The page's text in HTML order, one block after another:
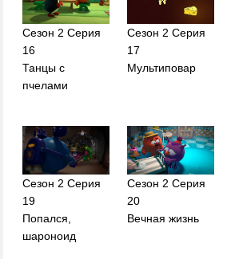
Сезон 2 Серия
16
Танцы с
пчелами
Сезон 2 Серия
17
Мультиповар
Сезон 2 Серия
19
Попался,
шароноид
Сезон 2 Серия
20
Вечная жизнь